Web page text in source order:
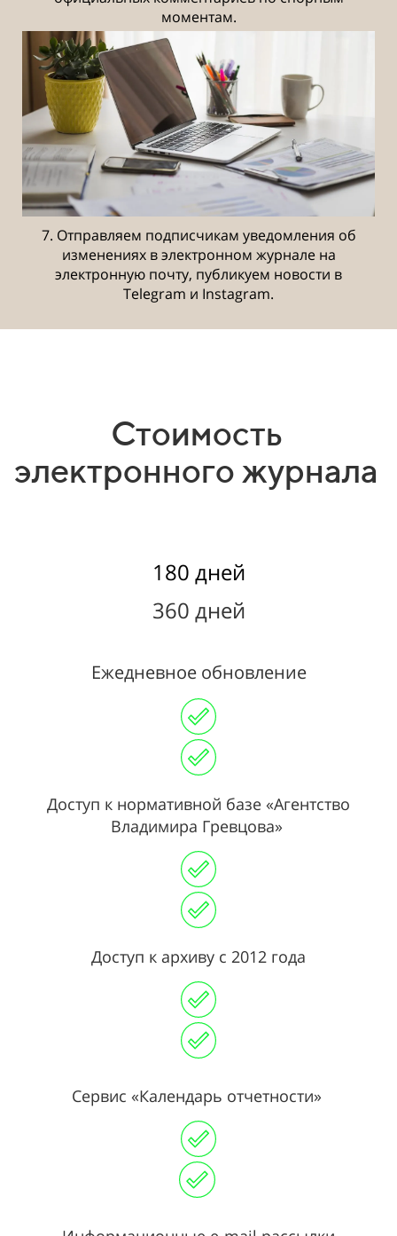
моментам.
7. Отправляем подписчикам уведомления об
изменениях в электронном журнале на
электронную почту, публикуем новости в
Telegram и Instagram.
Стоимость
электронного журнала
180 дней
360 дней
Ежедневное обновление
Доступ к нормативной базе «Агентство
Владимира Гревцова»
Доступ к архиву с 2012 года
Сервис «Календарь отчетности»